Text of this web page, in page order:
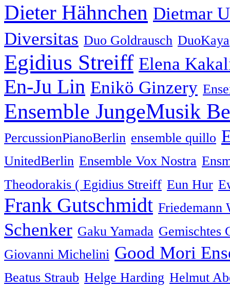
Dieter Hähnchen Dietmar
Diversitas Duo Goldrausch DuoKaya
Egidius Streiff Elena
En-Ju Lin Enikö Ginzery
Ensemble JungeMusik
PercussionPianoBerlin ensemble quillo
UnitedBerlin Ensemble Vox Nostra
Theodorakis ( Egidius Streiff Eun Hur
Frank Gutschmidt Friedemann
Schenker Gaku Yamada Gemischtes
Giovanni Michelini Good Mori
Beatus Straub Helge Harding Helmut